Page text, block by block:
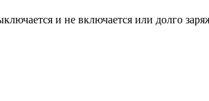
и не включается или долго